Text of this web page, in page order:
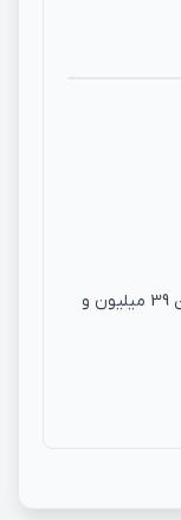
قابل تبدیل تا 1 میلیارد و 300 میلیون رهن 39 میلیون و